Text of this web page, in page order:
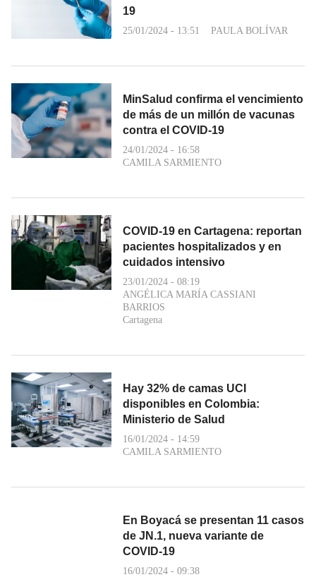
19
25/01/2024 - 13:51 PAULA BOLÍVAR
MinSalud confirma el vencimiento
de más de un millón de vacunas
contra el COVID-19
24/01/2024 - 16:58
CAMILA SARMIENTO
COVID-19 en Cartagena: reportan
pacientes hospitalizados y en
cuidados intensivo
23/01/2024 - 08:19
ANGÉLICA MARÍA CASSIANI
BARRIOS
Cartagena
Hay 32% de camas UCI
disponibles en Colombia:
Ministerio de Salud
16/01/2024 - 14:59
CAMILA SARMIENTO
En Boyacá se presentan 11 casos
de JN.1, nueva variante de
COVID-19
16/01/2024 - 09:38